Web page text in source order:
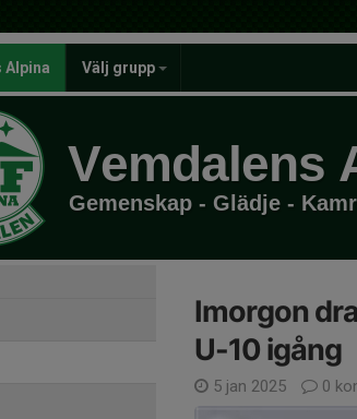
Alpina Välj grupp
Vemdalens
Gemenskap - Glädje -
Imorgon
U-10 igång
5 jan 2025 0